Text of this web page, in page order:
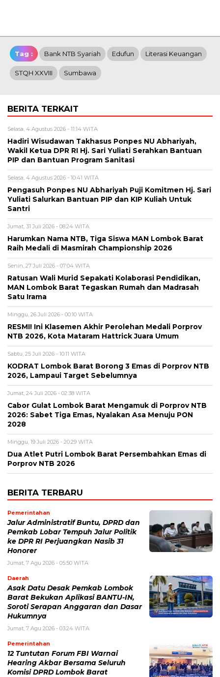
Tag : Bank NTB Syariah Edufun Literasi Keuangan
STQH XXVIII Sumbawa
BERITA TERKAIT
Selasa, 4 Agustus 2026 - 11:14 WITA
Hadiri Wisudawan Takhasus Ponpes NU Abhariyah,
Wakil Ketua DPR RI Hj. Sari Yuliati Serahkan Bantuan
PIP dan Bantuan Program Sanitasi
Selasa, 4 Agustus 2026 - 10:41 WITA
Pengasuh Ponpes NU Abhariyah Puji Komitmen Hj. Sari
Yuliati Salurkan Bantuan PIP dan KIP Kuliah Untuk
Santri
Jumat, 31 Juli 2026 - 08:24 WITA
Harumkan Nama NTB, Tiga Siswa MAN Lombok Barat
Raih Medali di Masmirah Championship 2026
Senin, 27 Juli 2026 - 07:04 WITA
Ratusan Wali Murid Sepakati Kolaborasi Pendidikan,
MAN Lombok Barat Tegaskan Rumah dan Madrasah
Satu Irama
Minggu, 26 Juli 2026 - 00:10 WITA
RESMI! Ini Klasemen Akhir Perolehan Medali Porprov
NTB 2026, Kota Mataram Hattrick Juara Umum
Sabtu, 25 Juli 2026 - 10:11 WITA
KODRAT Lombok Barat Borong 3 Emas di Porprov NTB
2026, Lampaui Target Sebelumnya
Jumat, 24 Juli 2026 - 02:38 WITA
Cabor Gulat Lombok Barat Mengamuk di Porprov NTB
2026: Sabet Tiga Emas, Nyalakan Asa Menuju PON
2028
Minggu, 19 Juli 2026 - 20:29 WITA
Dua Atlet Putri Lombok Barat Persembahkan Emas di
Porprov NTB 2026
BERITA TERBARU
Pemerintahan
Jalur Administratif Buntu, DPRD dan
Pemkab Lobar Tempuh Jalur Politik
ke DPR RI Perjuangkan Nasib 31
Honorer
Jumat, 7 Agu 2026 - 05:50 WITA
Daerah
Asak Datu Desak Pemkab Lombok
Barat Bekukan Aplikasi BANTU-IN,
Soroti Serapan Anggaran dan Dasar
Hukumnya
Jumat, 7 Agu 2026 - 03:24 WITA
Pemerintahan
12 Tuntutan Forum FBI Warnai
Hearing Akbar Bersama Seluruh
Komisi DPRD Lombok Barat